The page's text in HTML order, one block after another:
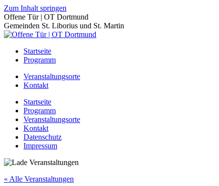
Zum Inhalt springen
Offene Tür | OT Dortmund
Gemeinden St. Liborius und St. Martin
Startseite
Programm
Veranstaltungsorte
Kontakt
Startseite
Programm
Veranstaltungsorte
Kontakt
Datenschutz
Impressum
« Alle Veranstaltungen